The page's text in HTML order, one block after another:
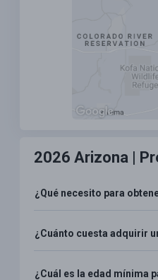
2026 Arizona |
¿Qué necesito para
¿Cuánto cuesta adquirir
¿Cuál es la edad mínima